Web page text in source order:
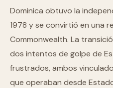
Dominica obtuvo la
1978 y se convirtió en una
Commonwealth. La
dos intentos de golpe de
frustrados, ambos
que operaban desde